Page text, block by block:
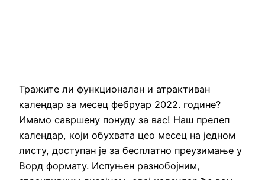
Тражите ли функционалан и атрактиван
календар за месец фебруар 2022. године?
Имамо савршену понуду за вас! Наш прелеп
календар, који обухвата цео месец на једном
листу, доступан је за бесплатно преузимање у
Ворд формату. Испуњен разнобојним,